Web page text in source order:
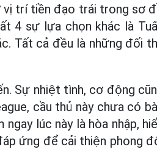
vị trí tiền đạo trái trong sơ
4 sự lựa chọn khác là
Tất cả đều là những đối
Sự nhiệt tình, cơ động
cầu thủ này chưa có
lúc này là hòa nhập,
ứng để cải thiện phong